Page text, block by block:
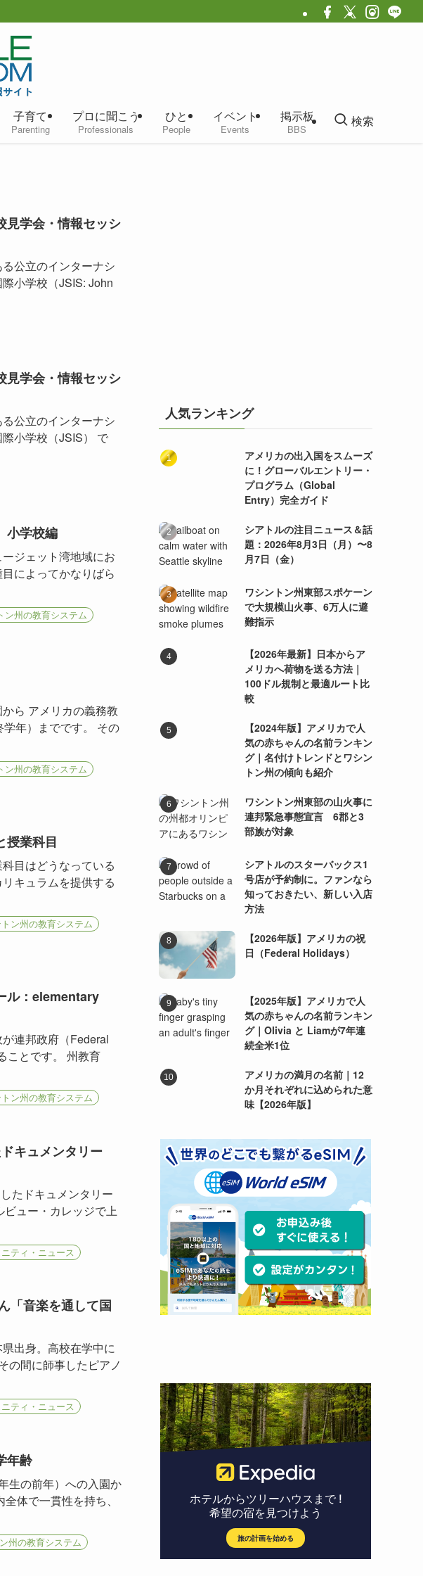
子育て
Parenting
プロに聞こう
Professionals
ひと
People
イベント
Events
掲示板
BBS
検索
学会・情報セッシ
公立のインターナシ
小学校（JSIS: John
学会・情報セッシ
公立のインターナシ
小学校（JSIS） で
小学校編
ジェット湾地域にお
によってかなりばら
ン州の教育システム
ら アメリカの義務教
年）までです。 その
ン州の教育システム
授業科目
目はどうなっている
キュラムを提供する
ン州の教育システム
ル：elementary
連邦政府（Federal
ことです。 州教育
ン州の教育システム
キュメンタリー
たドキュメンタリー
ュー・カレッジで上
ティ・ニュース
「音楽を通して国
出身。高校在学中に
の間に師事したピアノ
ティ・ニュース
年齢
生の前年）への入園か
体で一貫性を持ち、
州の教育システム
人気ランキング
アメリカの出入国をスムーズ
に！グローバルエントリー・
プログラム（Global
Entry）完全ガイド
シアトルの注目ニュース＆話
題：2026年8月3日（月）〜8
月7日（金）
ワシントン州東部スポケーン
で大規模山火事、6万人に避
難指示
【2026年最新】日本からア
メリカへ荷物を送る方法｜
100ドル規制と最適ルート比
較
【2024年版】アメリカで人
気の赤ちゃんの名前ランキン
グ｜名付けトレンドとワシン
トン州の傾向も紹介
ワシントン州東部の山火事に
連邦緊急事態宣言 6郡と3
部族が対象
シアトルのスターバックス1
号店が予約制に。ファンなら
知っておきたい、新しい入店
方法
【2026年版】アメリカの祝
日（Federal Holidays）
【2025年版】アメリカで人
気の赤ちゃんの名前ランキン
グ｜Olivia と Liamが7年連
続全米1位
アメリカの満月の名前｜12
か月それぞれに込められた意
味【2026年版】